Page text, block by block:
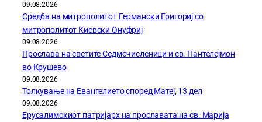
09.08.2026
Средба на митрополитот Германски Григориј со
митрополитот Киевски Онуфриј
09.08.2026
Прослава на светите Седмочисленици и св. Пантелејмон
во Крушево
09.08.2026
Толкување на Евангелието според Матеј, 13 дел
09.08.2026
Ерусалимскиот патријарх на прославата на св. Марија